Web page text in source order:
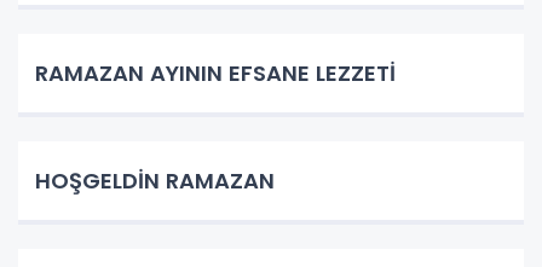
RAMAZAN AYININ EFSANE LEZZETİ
HOŞGELDİN RAMAZAN